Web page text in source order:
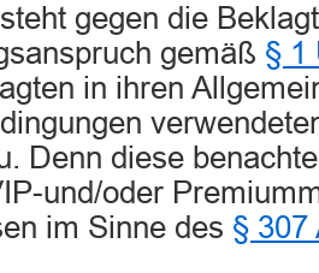
gegen die
gemäß § 1
in ihren
Denn diese
und/oder
im Sinne des § 307